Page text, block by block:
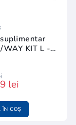
KIT L -
lei
COȘ